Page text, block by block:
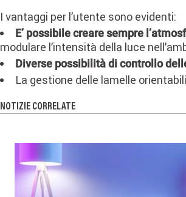
I vantaggi per l’utente sono evidenti:
E’ possibile creare sempre
modulare l’intensità della luce
Diverse possibilità di controllo
La gestione delle lamelle
NOTIZIE CORRELATE